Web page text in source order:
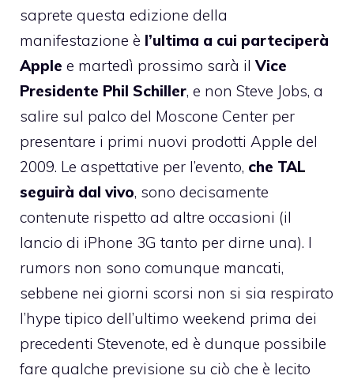
saprete questa edizione della
manifestazione è l’ultima a cui parteciperà
Apple e martedì prossimo sarà ilVice
Presidente Phil Schiller, e non Steve Jobs, a
salire sul palco del Moscone Center per
presentare i primi nuovi prodotti Apple del
2009. Le aspettative per l’evento, che TAL
seguirà dal vivo, sono decisamente
contenute rispetto ad altre occasioni (il
lancio di iPhone 3G tanto per dirne una). I
rumors non sono comunque mancati,
sebbene nei giorni scorsi non si sia respirato
l’hype tipico dell’ultimo weekend prima dei
precedenti Stevenote, ed è dunque possibile
fare qualche previsione su ciò che è lecito